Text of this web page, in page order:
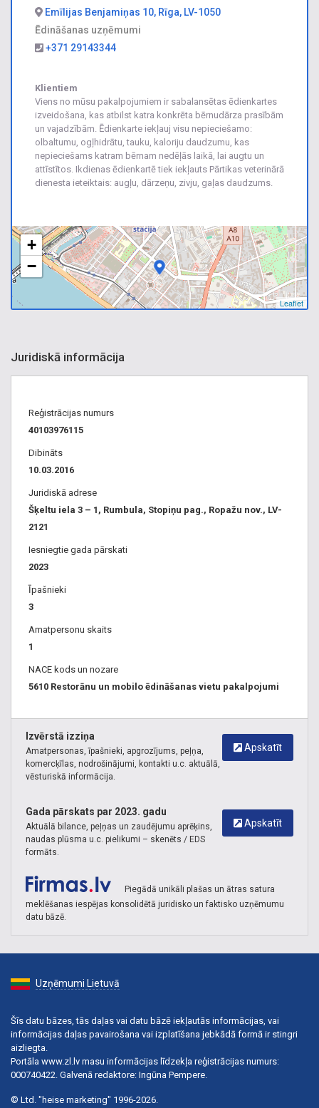
Emīlijas Benjamiņas 10, Rīga, LV-1050
Ēdināšanas uzņēmumi
+371 29143344
Klientiem
Viens no mūsu pakalpojumiem ir sabalansētas ēdienkartes
izveidošana, kas atbilst katra konkrēta bērnudārza prasībām
un vajadzībām. Ēdienkarte iekļauj visu nepieciešamo:
olbaltumu, ogļhidrātu, tauku, kaloriju daudzumu, kas
nepieciešams katram bērnam nedēļās laikā, lai augtu un
attīstītos. Ikdienas ēdienkartē tiek iekļauts Pārtikas veterinārā
dienesta ieteiktais: augļu, dārzeņu, zivju, gaļas daudzums.
+
−
Leaflet
Juridiskā informācija
Reģistrācijas numurs
40103976115
Dibināts
10.03.2016
Juridiskā adrese
Šķeltu iela 3 – 1, Rumbula, Stopiņu pag., Ropažu nov., LV-
2121
Iesniegtie gada pārskati
2023
Īpašnieki
3
Amatpersonu skaits
1
NACE kods un nozare
5610 Restorānu un mobilo ēdināšanas vietu pakalpojumi
Apskatīt
Izvērstā izziņa
Amatpersonas, īpašnieki, apgrozījums, peļņa,
komercķīlas, nodrošinājumi, kontakti u.c. aktuālā,
vēsturiskā informācija.
Apskatīt
Gada pārskats par 2023. gadu
Aktuālā bilance, peļņas un zaudējumu aprēķins,
naudas plūsma u.c. pielikumi – skenēts / EDS
formāts.
Piegādā unikāli plašas un ātras satura
meklēšanas iespējas konsolidētā juridisko un faktisko uzņēmumu
datu bāzē.
Uzņēmumi Lietuvā
Šīs datu bāzes, tās daļas vai datu bāzē iekļautās informācijas, vai
informācijas daļas pavairošana vai izplatīšana jebkādā formā ir stingri
aizliegta.
Portāla www.zl.lv masu informācijas līdzekļa reģistrācijas numurs:
000740422. Galvenā redaktore: Ingūna Pempere.
© Ltd. "heise marketing" 1996-2026.